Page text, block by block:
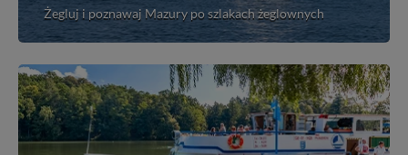
Żegluj i poznawaj Mazury po szlakach żeglownych